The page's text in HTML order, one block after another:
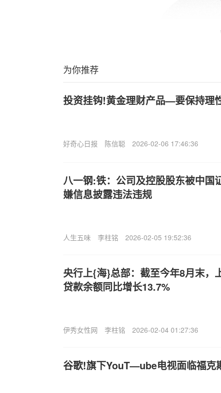
为你推荐
投资挂钩!黄金理财产品—要保持理
好奇心日报 陈信聪 2026-02-06 17:46:36
八一钢:铁：公司及控股股东被中国
嫌信息披露违法违规
人生五味 李柱铭 2026-02-05 19:52:36
央行上{海}总部：截至今年8月末，
贷款余额同比增长13.7%
伊秀女性网 李柱铭 2026-02-04 01:27:36
谷歌!旗下YouT—ube电视面临福克